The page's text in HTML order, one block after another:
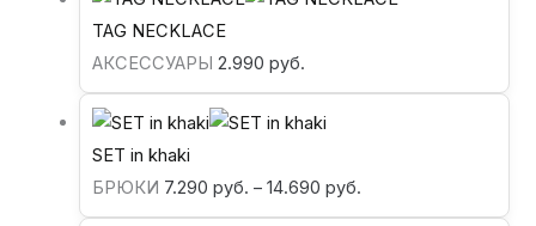
TAG NECKLACE
АКСЕССУАРЫ2.990руб.
SET in khaki
БРЮКИ 7.290руб. –14.690руб.